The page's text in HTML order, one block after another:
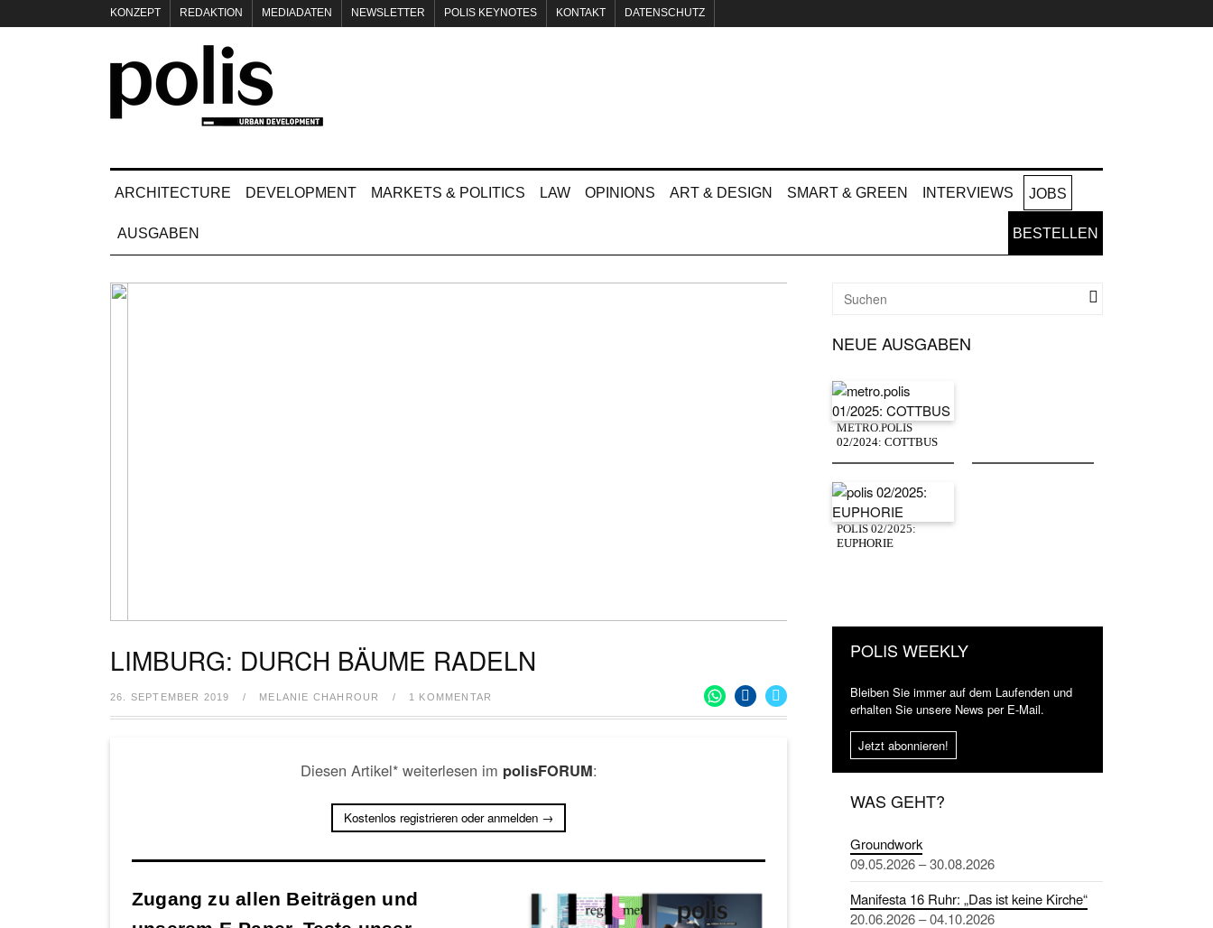
KONZEPT REDAKTION MEDIADATEN NEWSLETTER POLIS KEYNOTES KONTAKT DATENSCHUTZ
ARCHITECTURE DEVELOPMENT MARKETS & POLITICS LAW OPINIONS ART & DESIGN SMART & GREEN INTERVIEWS JOBS
AUSGABEN BESTELLEN
LIMBURG: DURCH BÄUME RADELN
26. SEPTEMBER 2019 / MELANIE CHAHROUR / 1 KOMMENTAR
Diesen Artikel* weiterlesen im polisFORUM:
Kostenlos registrieren oder anmelden →
Zugang zu allen Beiträgen und
NEUE AUSGABEN
METRO.POLIS
02/2024: COTTBUS
POLIS 02/2025:
EUPHORIE
POLIS WEEKLY
Bleiben Sie immer auf dem Laufenden und
erhalten Sie unsere News per E-Mail.
Jetzt abonnieren!
WAS GEHT?
Groundwork
09.05.2026 – 30.08.2026
Manifesta 16 Ruhr: „Das ist keine Kirche“
20.06.2026 – 04.10.2026